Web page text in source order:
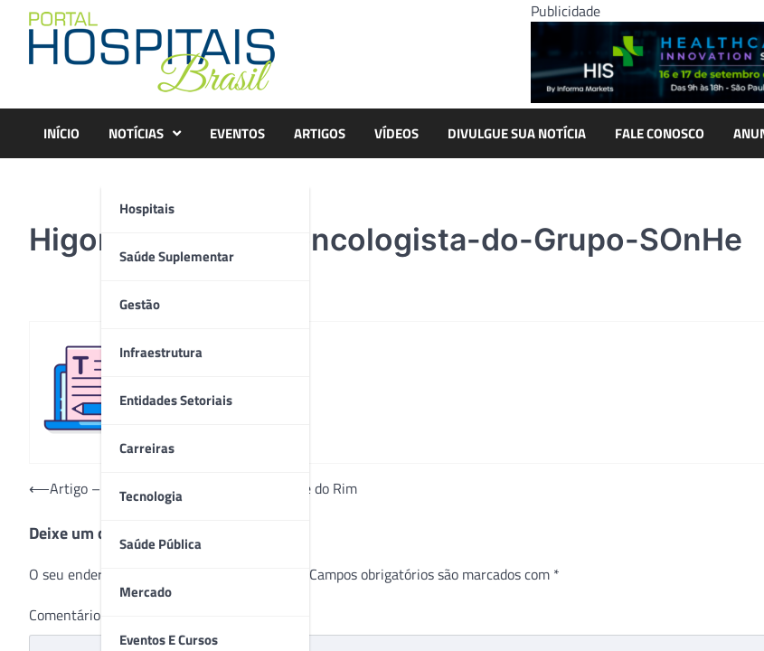
content
Publicidade
INÍCIO NOTÍCIAS
Hospitais
Saúde Suplementar
Gestão
Infraestrutura
Entidades Setoriais
Carreiras
Tecnologia
Saúde Pública
Mercado
Eventos E Cursos
EVENTOS ARTIGOS VÍDEOS DIVULGUE SUA NOTÍCIA FALE CONOSCO
Higor-Mantovani-oncologista-do-Grupo-SOnHe
Navegação
Post
⟵Artigo – 9 de março: Dia Mundial da Saúde do Rim
Deixe um comentário
O seu endereço de e-mail não será publicado. Campos obrigatórios são marcados com *
Comentário